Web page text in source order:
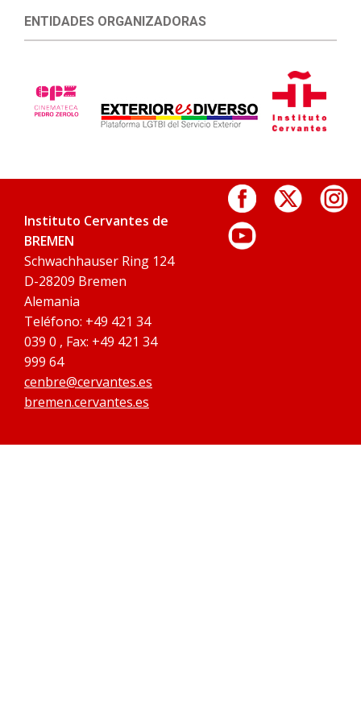
ENTIDADES ORGANIZADORAS
Instituto Cervantes de
BREMEN
Schwachhauser Ring 124
D-28209 Bremen
Alemania
Teléfono: +49 421 34
039 0 , Fax: +49 421 34
999 64
cenbre@cervantes.es
bremen.cervantes.es